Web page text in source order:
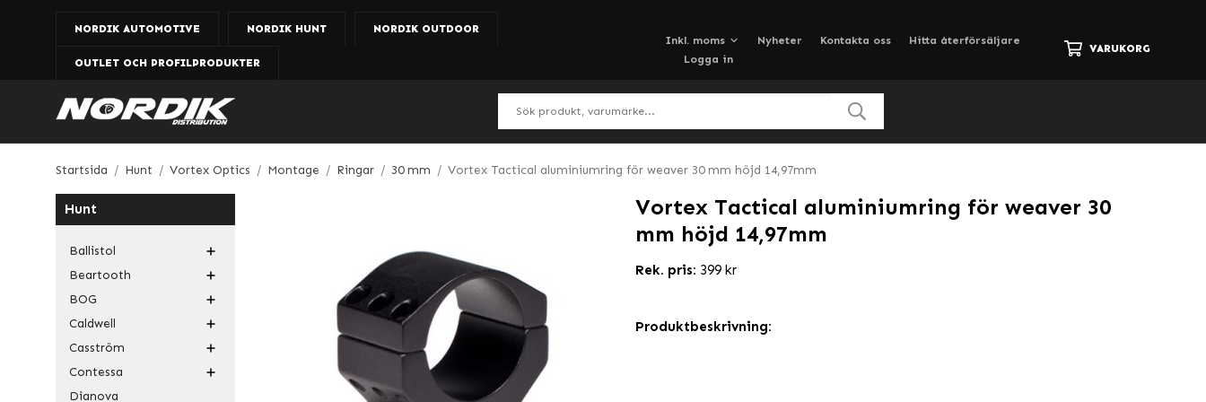
NORDIK AUTOMOTIVE NORDIK HUNT NORDIK OUTDOOR
OUTLET OCH PROFILPRODUKTER
Nyheter Kontakta oss
Hitta återförsäljare
Logga in
VARUKORG
Startsida / Hunt / Vortex Optics / Montage / Ringar / 30 mm / Vortex Tactical aluminiumring för weaver 30 mm höjd 14,97mm
Hunt
Ballistol
Beartooth
BOG
Caldwell
Casström
Contessa
Dianova
Vortex Tactical aluminiumring för weaver 30
mm höjd 14,97mm
Rek. pris: 399 kr
Produktbeskrivning: